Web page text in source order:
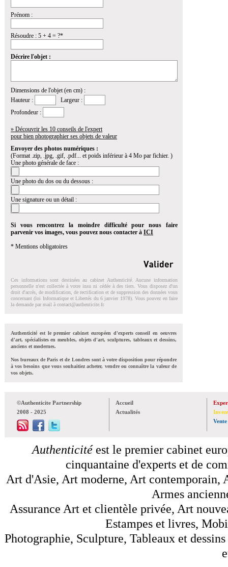
Prénom :
Résoudre : 5 + 4 = ?*
Décrire l'objet :
Dimensions de l'objet (en cm) :
Hauteur :
Largeur :
Profondeur :
» Découvrir les 10 conseils de l'expert
pour bien photographier ses objets de valeur
Envoyer des photos numériques :
(Format .zip, .jpg, .gif, .pdf... et poids inférieur à 4 Mo par fichier. )
Une photo générale de face :
Une photo du dos ou du dessous :
Une signature ou un détail :
Si vous rencontrez la moindre difficulté pour nous faire
parvenir vos images, vous pouvez nous contacter à ICI
* Mentions obligatoires
Ces informations sont destinées au cabinet Authenticité. Aucune information
personnelle n'est collectée à votre insu ni cédée à des tiers. Vous disposez d'un
droit d'accés, de modification, de rectification et de suppression des données vous
concernant (loi Informatique et Libertés du 6 janvier 1978). Vous pouvez en faire
la demande par mail à contact@authenticite.fr.
Authenticité est le premier cabinet européen d'experts conseil en oeuvres
d'art, spécialistes en meubles, objets d'art, sculptures, tableaux et dessins,
anciens et modernes.
Nos bureaux de Paris et de Londres sont à votre disposition pour répondre
à vos besoins que vous souhaitiez acheter, vendre ou connaître la valeur de
vos objets.
©Authenticite Partnership
2008 - 2025
Accueil
Actualités
Vente
Authenticitéest le premier cabinet
cinquantaine d'experts et de
Art d'Asie, Art moderne, Art contemporain,
Armes
Assurance Art et clientèle privée, Art
Estampes et livres,
Photographie, Sculpture, Tableaux et